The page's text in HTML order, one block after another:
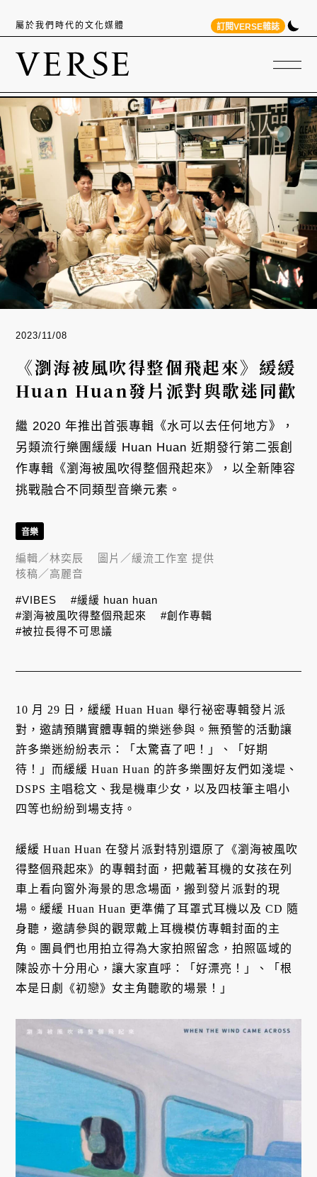
屬於我們時代的文化媒體 訂閱VERSE雜誌
2023/11/08
《瀏海被風吹得整個飛起來》緩緩
Huan Huan發片派對與歌迷同歡
繼 2020 年推出首張專輯《水可以去任何地方》，
另類流行樂團緩緩 Huan Huan 近期發行第二張創
作專輯《瀏海被風吹得整個飛起來》，以全新陣容
挑戰融合不同類型音樂元素。
10 月 29 日，緩緩 Huan Huan 舉行祕密專輯發片派
對，邀請預購實體專輯的樂迷參與。無預警的活動讓
許多樂迷紛紛表示：「太驚喜了吧！」、「好期
待！」而緩緩 Huan Huan 的許多樂團好友們如淺堤、
DSPS 主唱稔文、我是機車少女，以及四枝筆主唱小
四等也紛紛到場支持。
緩緩 Huan Huan 在發片派對特別還原了《瀏海被風吹
得整個飛起來》的專輯封面，把戴著耳機的女孩在列
車上看向窗外海景的思念場面，搬到發片派對的現
場。緩緩 Huan Huan 更準備了耳罩式耳機以及 CD 隨
身聽，邀請參與的觀眾戴上耳機模仿專輯封面的主
角。團員們也用拍立得為大家拍照留念，拍照區域的
陳設亦十分用心，讓大家直呼：「好漂亮！」、「根
本是日劇《初戀》女主角聽歌的場景！」
音樂
編輯／林奕辰 圖片／緩流工作室 提供
核稿／高麗音
#VIBES
#緩緩 huan huan
#瀏海被風吹得整個飛起來
#創作專輯
#被拉長得不可思議